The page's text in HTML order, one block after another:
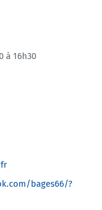
à 16h30
bages66/?